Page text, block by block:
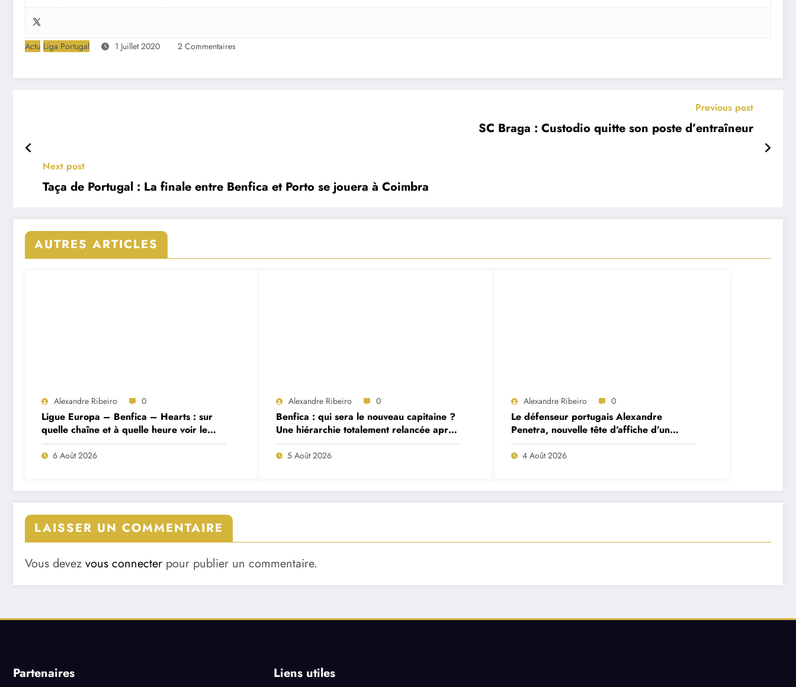
Actu Liga Portugal 1 Juillet 2020 2 Commentaires
Previous post
SC Braga : Custodio quitte son poste d’entraîneur
Next post
Taça de Portugal : La finale entre Benfica et Porto se jouera à Coimbra
AUTRES ARTICLES
Alexandre Ribeiro 0
Ligue Europa – Benfica – Hearts : sur
quelle chaîne et à quelle heure voir le
match ?
6 Août 2026
Alexandre Ribeiro 0
Benfica : qui sera le nouveau capitaine ?
Une hiérarchie totalement relancée après
deux départs majeurs
5 Août 2026
Alexandre Ribeiro 0
Le défenseur portugais Alexandre
Penetra, nouvelle tête d’affiche d’un
projet très ambitieux
4 Août 2026
LAISSER UN COMMENTAIRE
Vous devez vous connecter pour publier un commentaire.
Partenaires Liens utiles